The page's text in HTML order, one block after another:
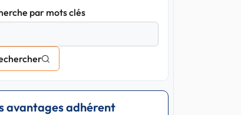
par mots clés
avantages adhérent